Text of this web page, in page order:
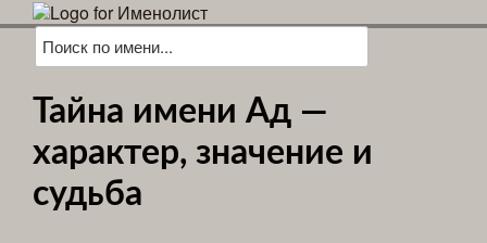
Тайна имени Ад —
характер, значение и
судьба